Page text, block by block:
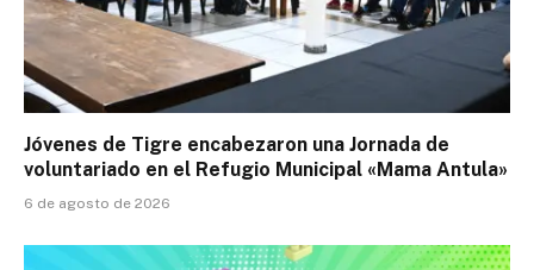
Jóvenes de Tigre encabezaron una Jornada de
voluntariado en el Refugio Municipal «Mama Antula»
6 de agosto de 2026